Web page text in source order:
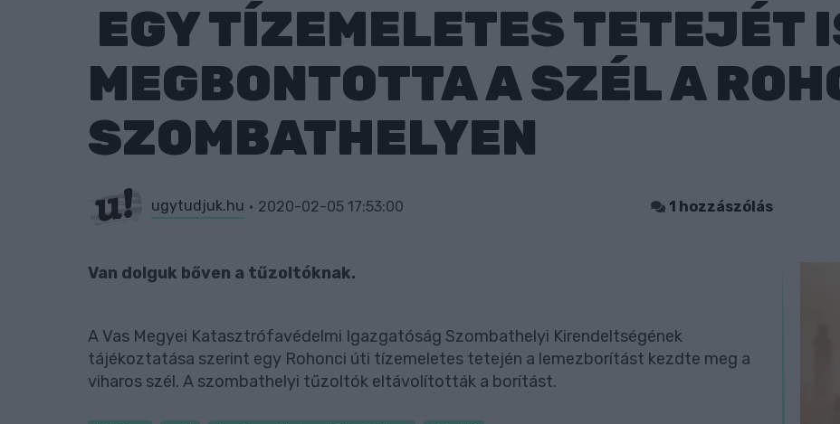
EGY TÍZEMELETES TETEJÉT
MEGBONTOTTA A SZÉL A
SZOMBATHELYEN
ugytudjuk.hu 2020-02-05 17:53:00 1 hozzászólás
Van dolguk bőven a tűzoltóknak.
A Vas Megyei Katasztrófavédelmi Igazgatóság Szombathelyi Kirendeltségének
tájékoztatása szerint egy Rohonci úti tízemeletes tetején a lemezborítást kezdte meg a
viharos szél. A szombathelyi tűzoltók eltávolították a borítást.